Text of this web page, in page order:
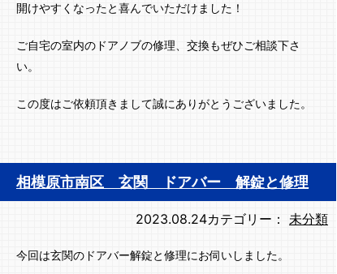
開けやすくなったと喜んでいただけました！
ご自宅の室内のドアノブの修理、交換もぜひご相談下さ
い。
この度はご依頼頂きまして誠にありがとうございました。
相模原市南区 玄関 ドアバー 解錠と修理
2023.08.24カテゴリー： 未分類
今回は玄関のドアバー解錠と修理にお伺いしました。